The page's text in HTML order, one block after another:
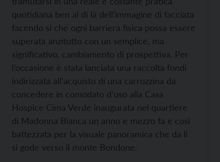
quotidiana ben al di là dell’immagine di facciata
facendo sì che ogni barriera fisica possa essere
superata anzitutto con un semplice, ma
significativo, cambiamento di prospettiva. Per
l’occasione è stata lanciata una raccolta fondi
indirizzata all’acquisto di una carrozzina da
concedere in comodato d’uso alla Casa
Hospice Cima Verde inaugurata nel quartiere
di Madonna Bianca un anno e mezzo fa e così
battezzata per la visuale panoramica che da lì
si gode verso il monte Bondone.